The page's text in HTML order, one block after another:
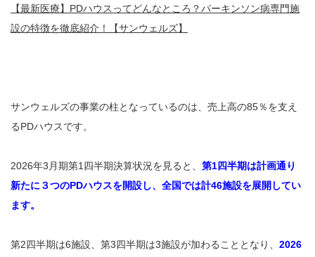
【最新医療】PDハウスってどんなところ？パーキンソン病専門施
設の特徴を徹底紹介！【サンウェルズ】
サンウェルズの事業の柱となっているのは、売上高の85％を支え
るPDハウスです。
2026年3月期第1四半期決算状況を見ると、 第1四半期は計画通り
新たに３つのPDハウスを開設し、全国では計46施設を展開してい
ます。
第2四半期は6施設、第3四半期は3施設が加わることとなり、 2026